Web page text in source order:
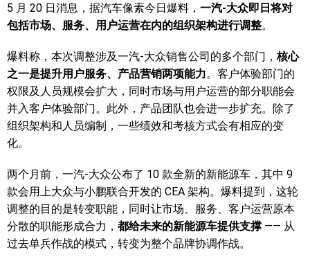
5 月 20 日消息，据汽车像素今日爆料， 一汽-大众即日将对
包括市场、服务、用户运营在内的组织架构进行调整。
爆料称，本次调整涉及一汽-大众销售公司的多个部门， 核心
之一是提升用户服务、产品营销两项能力。客户体验部门的
权限及人员规模会扩大，同时市场与用户运营的部分职能会
并入客户体验部门。此外，产品团队也会进一步扩充。除了
组织架构和人员编制，一些绩效和考核方式会有相应的变
化。
两个月前，一汽-大众公布了 10 款全新的新能源车，其中 9
款会用上大众与小鹏联合开发的 CEA 架构。爆料提到，这轮
调整的目的是转变职能，同时让市场、服务、客户运营原本
分散的职能形成合力， 都给未来的新能源车提供支撑 —— 从
过去单兵作战的模式，转变为整个品牌协调作战。